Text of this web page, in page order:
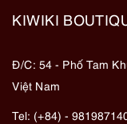
KIWIKI
Đ/C: 54 - Phố Tam
Việt Nam
Tel: (+84) -